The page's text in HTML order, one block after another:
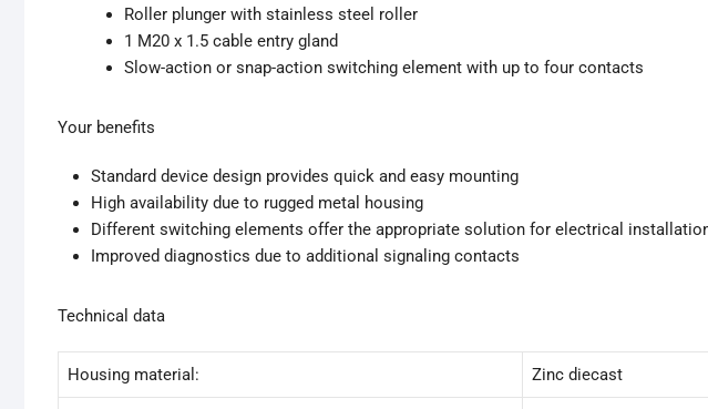
Roller plunger with stainless steel roller
1 M20 x 1.5 cable entry gland
Slow-action or snap-action switching element with up to four contacts
Your benefits
Standard device design provides quick and easy mounting
High availability due to rugged metal housing
Different switching elements offer the appropriate solution for electrical
Improved diagnostics due to additional signaling contacts
Technical data
Housing material: Zinc diecast